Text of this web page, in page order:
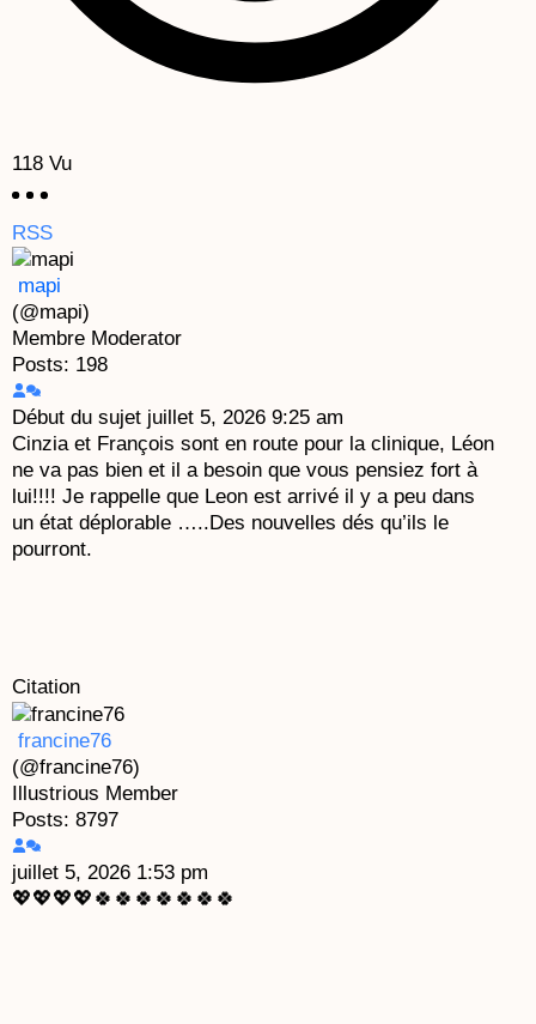
118 Vu
RSS
mapi
(@mapi)
Membre Moderator
Posts: 198
Début du sujet juillet 5, 2026 9:25 am
Cinzia et François sont en route pour la clinique, Léon
ne va pas bien et il a besoin que vous pensiez fort à
lui!!!! Je rappelle que Leon est arrivé il y a peu dans
un état déplorable …..Des nouvelles dés qu’ils le
pourront.
Citation
francine76
(@francine76)
Illustrious Member
Posts: 8797
juillet 5, 2026 1:53 pm
💖💖💖💖🍀🍀🍀🍀🍀🍀🍀